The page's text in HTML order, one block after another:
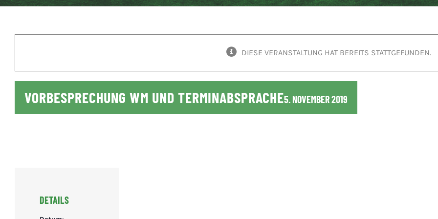
DIESE VERANSTALTUNG HAT BEREITS STATTGEFUNDEN.
VORBESPRECHUNG WM UND TERMINABSPRACHE5. NOVEMBER 2019
DETAILS